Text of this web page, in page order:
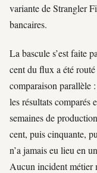
variante de Strangler
bancaires.
La bascule s’est faite
cent du flux a été
comparaison parallèle
les résultats comparés
semaines de
cent, puis cinquante,
n’a jamais eu lieu en
Aucun incident métier